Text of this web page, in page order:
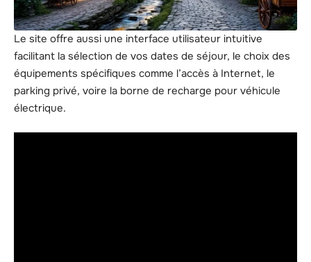
Le site offre aussi une interface utilisateur intuitive
facilitant la sélection de vos dates de séjour, le choix des
équipements spécifiques comme l’accès à Internet, le
parking privé, voire la borne de recharge pour véhicule
électrique.